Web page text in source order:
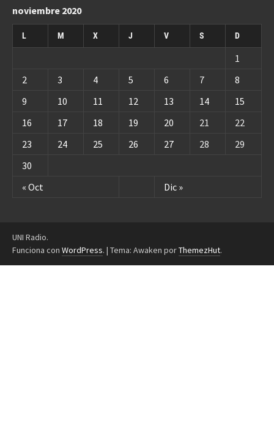
noviembre 2020
L M X J V S D
« Oct Dic »
1
2
3 4 5 6 7
8
9
10 11 12 13 14
15
16
17 18 19 20 21
22
23
24 25 26 27 28
29
30
UNI Radio.
Funciona con WordPress. | Tema: Awaken porThemezHut.